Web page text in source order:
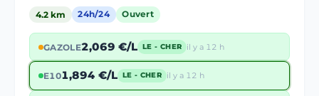
4.2 km 24h/24 Ouvert
GAZOLE2,069 €/L LE - CHER il y a 12 h
E101,894 €/L LE - CHER il y a 12 h